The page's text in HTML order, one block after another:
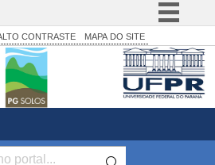
Simplifique!
Comunica BR
Participe
Legislação
CONTRASTE MAPA DO SITE